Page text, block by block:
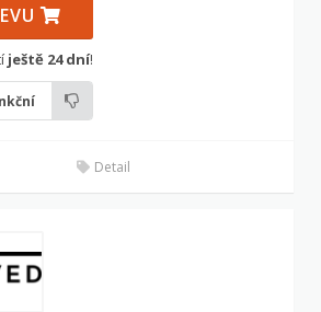
ještě 24 dní!
Detail